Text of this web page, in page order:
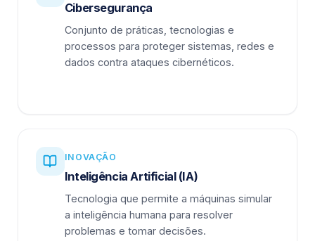
Cibersegurança
Conjunto de práticas, tecnologias e
processos para proteger sistemas, redes e
dados contra ataques cibernéticos.
INOVAÇÃO
Inteligência Artificial (IA)
Tecnologia que permite a máquinas simular
a inteligência humana para resolver
problemas e tomar decisões.